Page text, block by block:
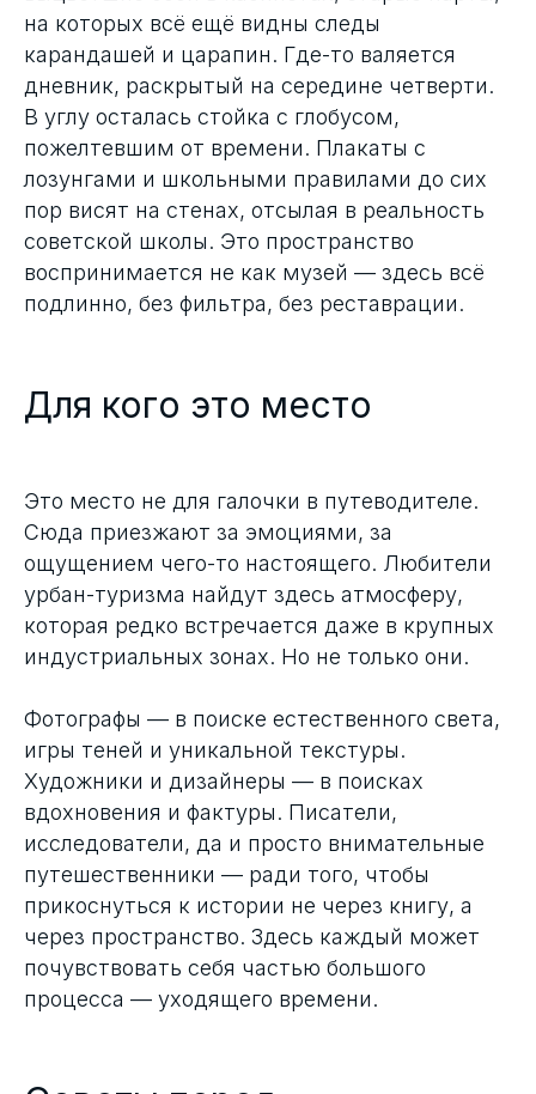
на которых всё ещё видны следы
карандашей и царапин. Где-то валяется
дневник, раскрытый на середине четверти.
В углу осталась стойка с глобусом,
пожелтевшим от времени. Плакаты с
лозунгами и школьными правилами до сих
пор висят на стенах, отсылая в реальность
советской школы. Это пространство
воспринимается не как музей — здесь всё
подлинно, без фильтра, без реставрации.
Для кого это место
Это место не для галочки в путеводителе.
Сюда приезжают за эмоциями, за
ощущением чего-то настоящего. Любители
урбан-туризма найдут здесь атмосферу,
которая редко встречается даже в крупных
индустриальных зонах. Но не только они.
Фотографы — в поиске естественного света,
игры теней и уникальной текстуры.
Художники и дизайнеры — в поисках
вдохновения и фактуры. Писатели,
исследователи, да и просто внимательные
путешественники — ради того, чтобы
прикоснуться к истории не через книгу, а
через пространство. Здесь каждый может
почувствовать себя частью большого
процесса — уходящего времени.